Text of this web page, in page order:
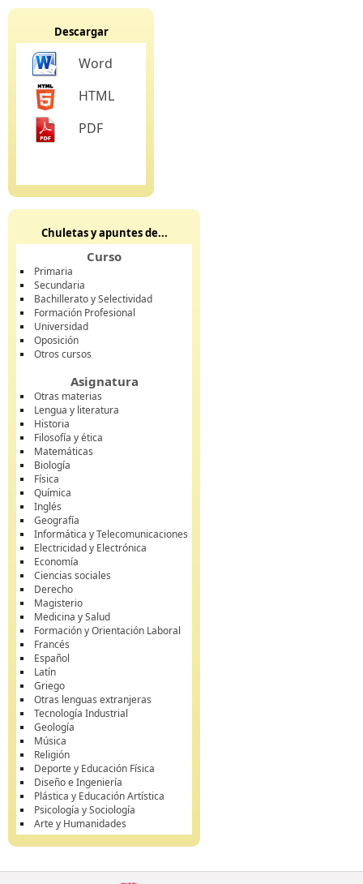
Descargar
Word
HTML
PDF
Chuletas y apuntes de...
Curso
Primaria
Secundaria
Bachillerato y Selectividad
Formación Profesional
Universidad
Oposición
Otros cursos
Asignatura
Otras materias
Lengua y literatura
Historia
Filosofía y ética
Matemáticas
Biología
Física
Química
Inglés
Geografía
Informática y Telecomunicaciones
Electricidad y Electrónica
Economía
Ciencias sociales
Derecho
Magisterio
Medicina y Salud
Formación y Orientación Laboral
Francés
Español
Latín
Griego
Otras lenguas extranjeras
Tecnología Industrial
Geología
Música
Religión
Deporte y Educación Física
Diseño e Ingeniería
Plástica y Educación Artística
Psicología y Sociología
Arte y Humanidades